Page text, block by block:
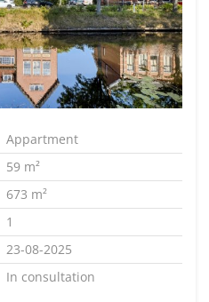
Appartment
59 m²
673 m²
1
23-08-2025
In consultation